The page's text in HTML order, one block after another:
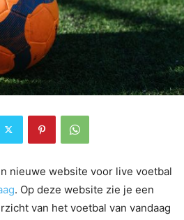
nieuwe website voor live voetbal
. Op deze website zie je een
van het voetbal van vandaag